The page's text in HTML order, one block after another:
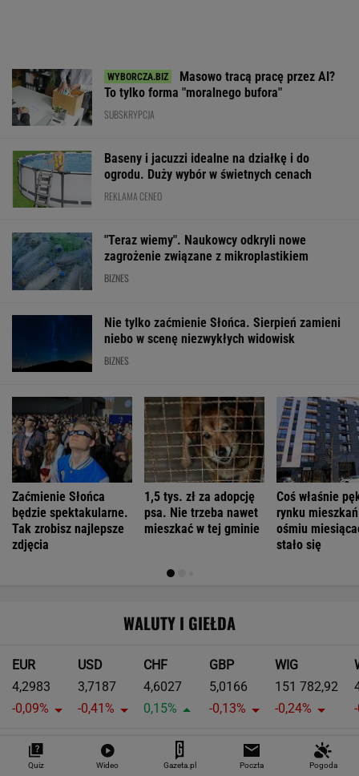
Masowo tracą pracę przez AI?
To tylko forma "moralnego bufora"
SUBSKRYPCJA
Baseny i jacuzzi idealne na działkę i do
ogrodu. Duży wybór w świetnych cenach
REKLAMA CENEO
"Teraz wiemy". Naukowcy odkryli nowe
zagrożenie związane z mikroplastikiem
BIZNES
Nie tylko zaćmienie Słońca. Sierpień zamieni
niebo w scenę niezwykłych widowisk
BIZNES
Zaćmienie Słońca
będzie spektakularne.
Tak zrobisz najlepsze
zdjęcia
1,5 tys. zł za adopcję
psa. Nie trzeba nawet
mieszkać w tej gminie
Coś właśnie
rynku
ośmiu
stało się
WALUTY I GIEŁDA
EUR
4,2983
-0,09%
USD
3,7187
-0,41%
CHF
4,6027
0,15%
GBP
5,0166
-0,13%
WIG
151 782,92
-0,24%
SPRAWDŹ NOTOWANIA
Quiz Wideo Gazeta.pl Poczta Pogoda